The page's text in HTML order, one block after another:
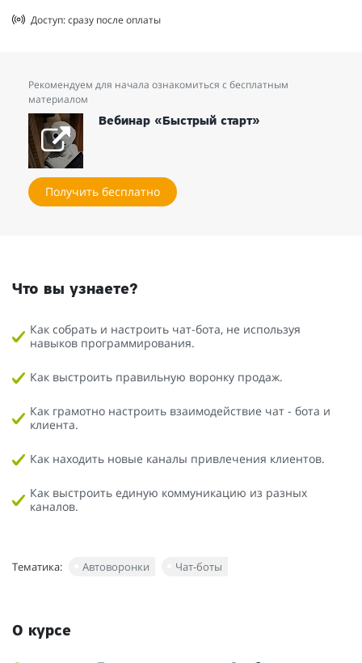
Доступ: сразу после оплаты
Рекомендуем для начала ознакомиться с бесплатным
материалом
Вебинар «Быстрый старт»
Получить бесплатно
Что вы узнаете?
Как собрать и настроить чат-бота, не используя
навыков программирования.
Как выстроить правильную воронку продаж.
Как грамотно настроить взаимодействие чат - бота и
клиента.
Как находить новые каналы привлечения клиентов.
Как выстроить единую коммуникацию из разных
каналов.
Тематика: Автоворонки Чат-боты
О курсе